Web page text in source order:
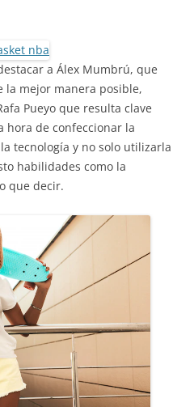
a Álex Mumbrú, que
la mejor manera posible,
Pueyo que resulta clave
hora de confeccionar la
tecnología y no solo utilizarla
habilidades como la
que decir.